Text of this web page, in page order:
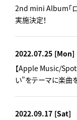
2nd mini Album「
実施決定！
2022.07.25 [Mon]
【Apple Music/
い”をテーマに楽曲
2022.09.17 [Sat]